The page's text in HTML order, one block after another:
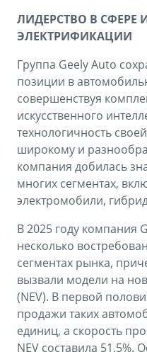
ЛИДЕРСТВО В СФЕРЕ
ЭЛЕКТРИФИКАЦИИ
Группа Geely Auto
позиции в
совершенствуя
искусственного
технологичность
широкому и
компания добилась
многих сегментах,
электромобили,
В 2025 году компания
несколько
сегментах рынка,
вызвали модели на
(NEV). В первой
продажи таких
единиц, а скорость
NEV составила